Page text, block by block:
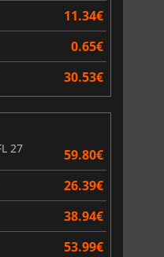
11.34€
0.65€
30.53€
27
59.80€
26.39€
38.94€
53.99€